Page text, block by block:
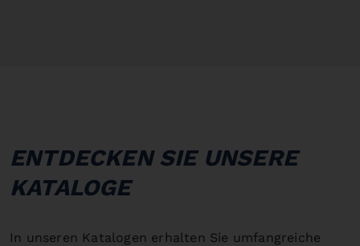
ENTDECKEN SIE UNSERE
KATALOGE
In unseren Katalogen erhalten Sie umfangreiche